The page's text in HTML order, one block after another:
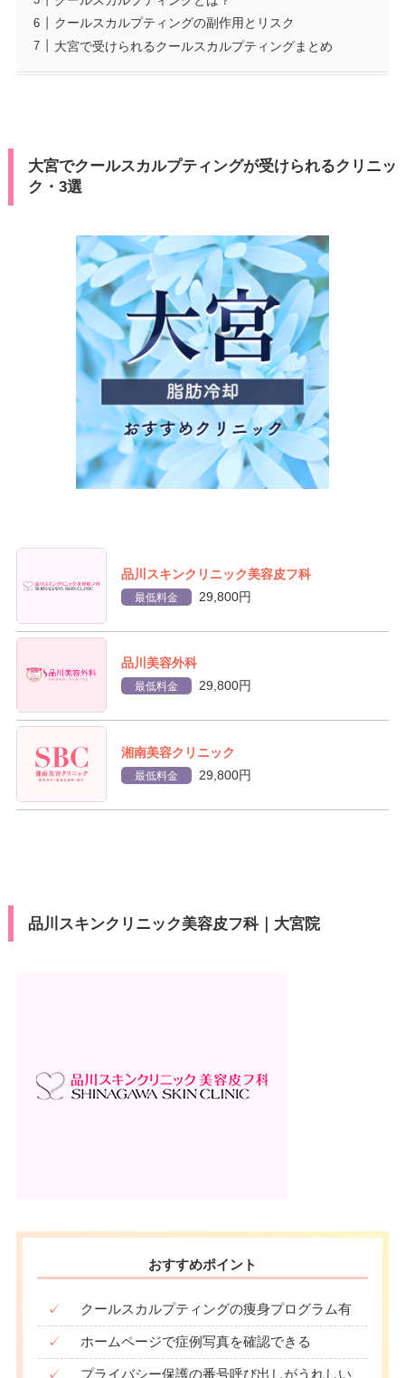
クールスカルプティングの副作用とリスク
大宮で受けられるクールスカルプティングまとめ
大宮でクールスカルプティングが受けられるクリニッ
ク・3選
品川スキンクリニック美容皮フ科
最低料金 29,800円
品川美容外科
最低料金 29,800円
湘南美容クリニック
最低料金 29,800円
品川スキンクリニック美容皮フ科｜大宮院
おすすめポイント
✓ クールスカルプティングの痩身プログラム有
✓ ホームページで症例写真を確認できる
✓ プライバシー保護の番号呼び出しがうれしい